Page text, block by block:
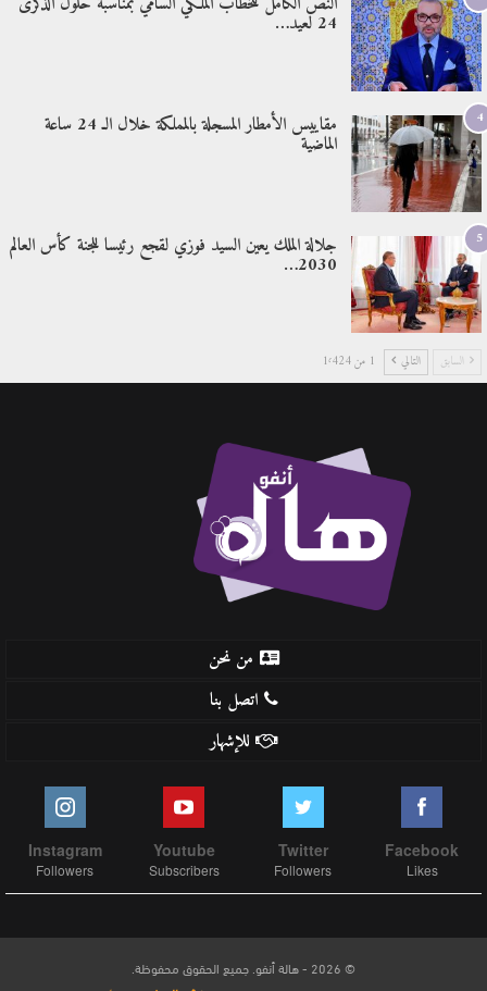
24 لعيد…
4 مقاييس الأمطار المسجلة بالمملكة خلال الـ 24 ساعة
الماضية
5 جلالة الملك يعين السيد فوزي لقجع رئيسا للجنة كأس العالم
2030…
السابق التالي 1 من 1٬424
من نحن
اتصل بنا
للإشهار
Facebook
Likes
Twitter
Followers
Youtube
Subscribers
Instagram
Followers
© 2026 - هالة أنفو. جميع الحقوق محفوظة.